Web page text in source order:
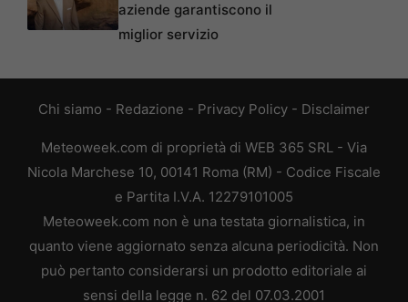
aziende garantiscono il
miglior servizio
Chi siamo - Redazione - Privacy Policy - Disclaimer
Meteoweek.com di proprietà di WEB 365 SRL - Via
Nicola Marchese 10, 00141 Roma (RM) - Codice Fiscale
e Partita I.V.A. 12279101005
Meteoweek.com non è una testata giornalistica, in
quanto viene aggiornato senza alcuna periodicità. Non
può pertanto considerarsi un prodotto editoriale ai
sensi della legge n. 62 del 07.03.2001